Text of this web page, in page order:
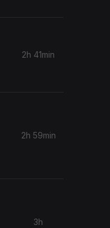
2h 41min
2h 59min
3h